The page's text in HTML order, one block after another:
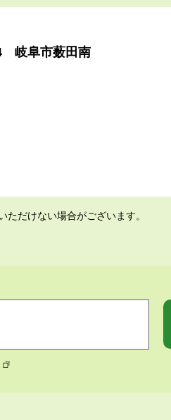
岐阜市薮田南
だけない場合がございます。